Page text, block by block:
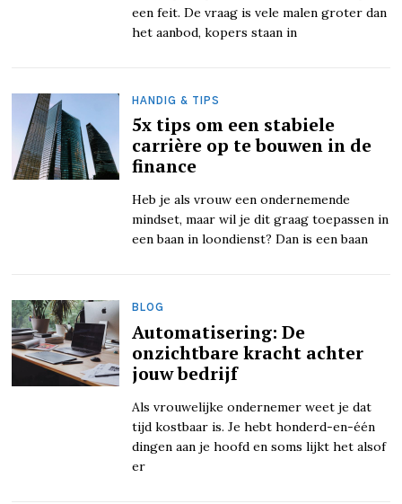
een feit. De vraag is vele malen groter dan
het aanbod, kopers staan in
HANDIG & TIPS
5x tips om een stabiele
carrière op te bouwen in de
finance
Heb je als vrouw een ondernemende
mindset, maar wil je dit graag toepassen in
een baan in loondienst? Dan is een baan
BLOG
Automatisering: De
onzichtbare kracht achter
jouw bedrijf
Als vrouwelijke ondernemer weet je dat
tijd kostbaar is. Je hebt honderd-en-één
dingen aan je hoofd en soms lijkt het alsof
er